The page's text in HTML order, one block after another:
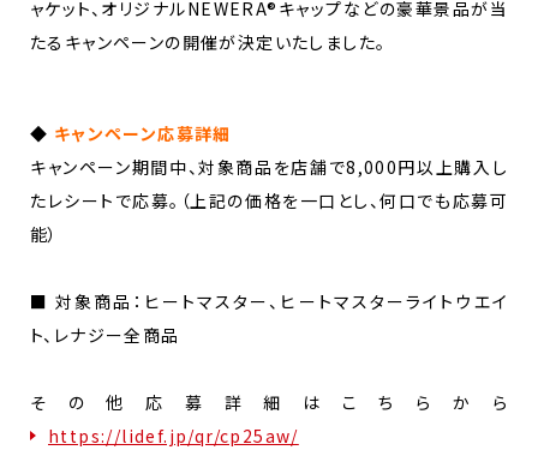
ャケット、オリジナルNEWERA®キャップなどの豪華景品が当
たるキャンペーンの開催が決定いたしました。
◆ キャンペーン応募詳細
キャンペーン期間中、対象商品を店舗で8,000円以上購入し
たレシートで応募。（上記の価格を一口とし、何口でも応募可
能）
■ 対象商品：ヒートマスター、ヒートマスターライトウエイ
ト、レナジー全商品
その他応募詳細はこちらから
https://lidef.jp/qr/cp25aw/